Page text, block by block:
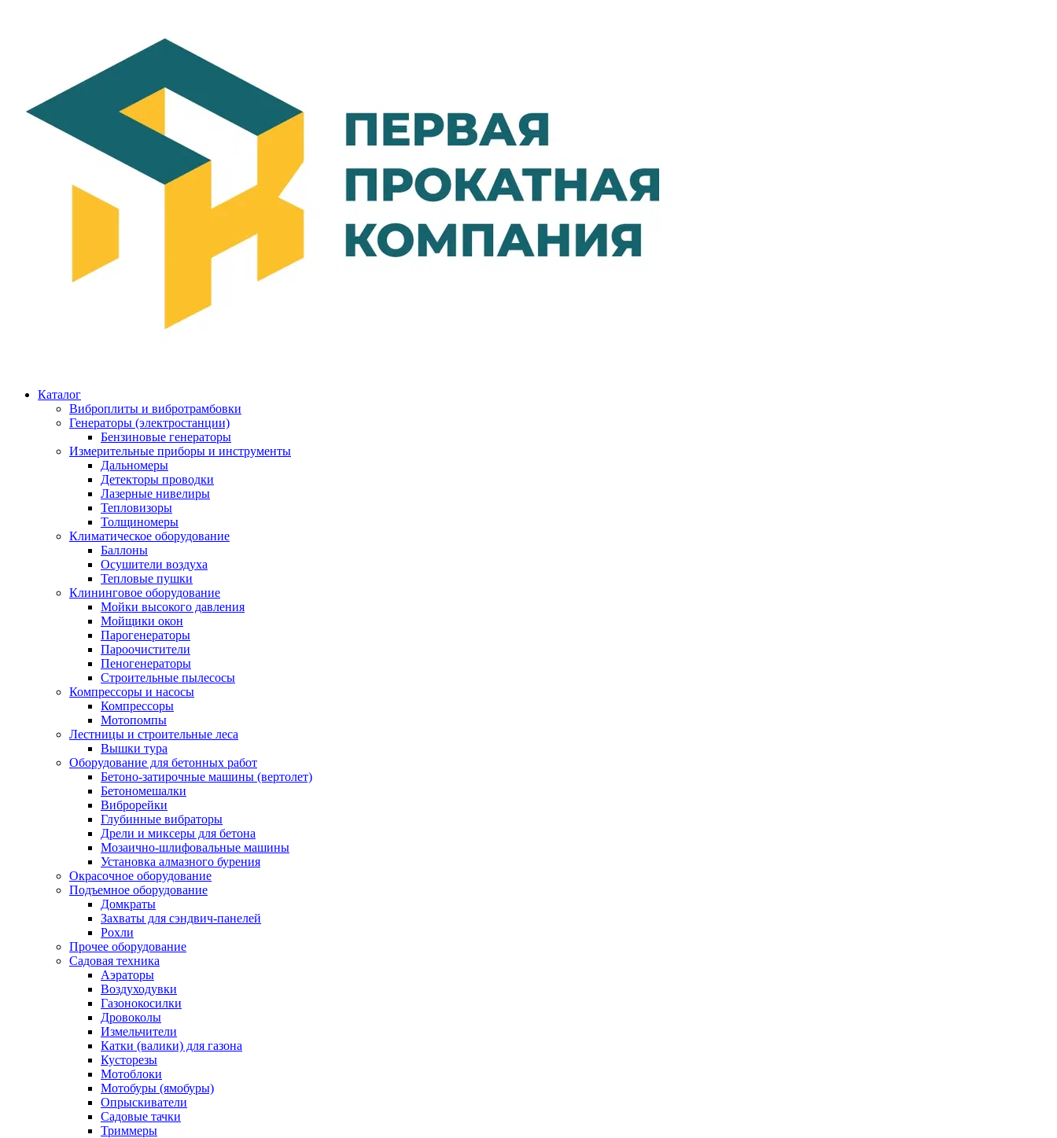
Каталог
Виброплиты и вибротрамбовки
Генераторы (электростанции)
Бензиновые генераторы
Измерительные приборы и инструменты
Дальномеры
Детекторы проводки
Лазерные нивелиры
Тепловизоры
Толщиномеры
Климатическое оборудование
Баллоны
Осушители воздуха
Тепловые пушки
Клининговое оборудование
Мойки высокого давления
Мойщики окон
Парогенераторы
Пароочистители
Пеногенераторы
Строительные пылесосы
Компрессоры и насосы
Компрессоры
Мотопомпы
Лестницы и строительные леса
Вышки тура
Оборудование для бетонных работ
Бетоно-затирочные машины (вертолет)
Бетономешалки
Виброрейки
Глубинные вибраторы
Дрели и миксеры для бетона
Мозаично-шлифовальные машины
Установка алмазного бурения
Окрасочное оборудование
Подъемное оборудование
Домкраты
Захваты для сэндвич-панелей
Рохли
Прочее оборудование
Садовая техника
Аэраторы
Воздуходувки
Газонокосилки
Дровоколы
Измельчители
Катки (валики) для газона
Кусторезы
Мотоблоки
Мотобуры (ямобуры)
Опрыскиватели
Садовые тачки
Триммеры